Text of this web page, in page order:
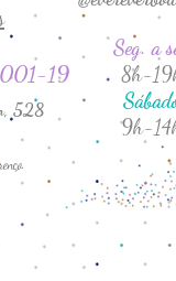
Seg. a
8h-
9h-
528
19